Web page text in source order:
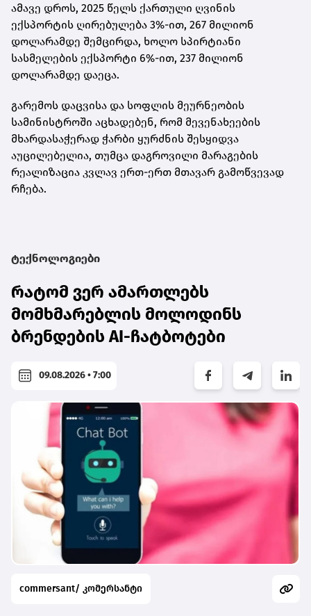
ამავე დროს, 2025 წელს ქართული ღვინის
ექსპორტის ღირებულება 3%-ით, 267 მილიონ
დოლარამდე შემცირდა, ხოლო სპირტიანი
სასმელების ექსპორტი 6%-ით, 237 მილიონ
დოლარამდე დაეცა.
გარემოს დაცვისა და სოფლის მეურნეობის
სამინისტროში აცხადებენ, რომ მევენახეების
მხარდასაჭერად ჭარბი ყურძნის შესყიდვა
აუცილებელია, თუმცა დაგროვილი მარაგების
რეალიზაცია კვლავ ერთ-ერთ მთავარ გამოწვევად
რჩება.
ტექნოლოგიები
რატომ ვერ ამართლებს
მომხმარებლის მოლოდინს
ბრენდების AI-ჩატბოტები
09.08.2026 • 7:00
commersant/ კომერსანტი